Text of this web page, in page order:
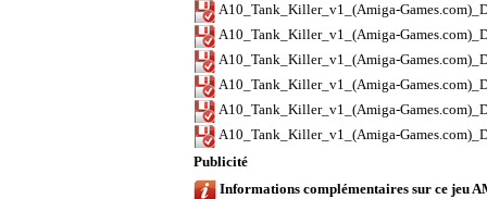
A10_Tank_Killer_v1_(Amiga-
A10_Tank_Killer_v1_(Amiga-
A10_Tank_Killer_v1_(Amiga-
A10_Tank_Killer_v1_(Amiga-
A10_Tank_Killer_v1_(Amiga-
A10_Tank_Killer_v1_(Amiga-
Publicité
Informations complémentaires sur ce jeu